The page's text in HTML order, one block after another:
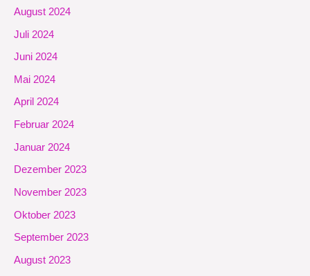
August 2024
Juli 2024
Juni 2024
Mai 2024
April 2024
Februar 2024
Januar 2024
Dezember 2023
November 2023
Oktober 2023
September 2023
August 2023